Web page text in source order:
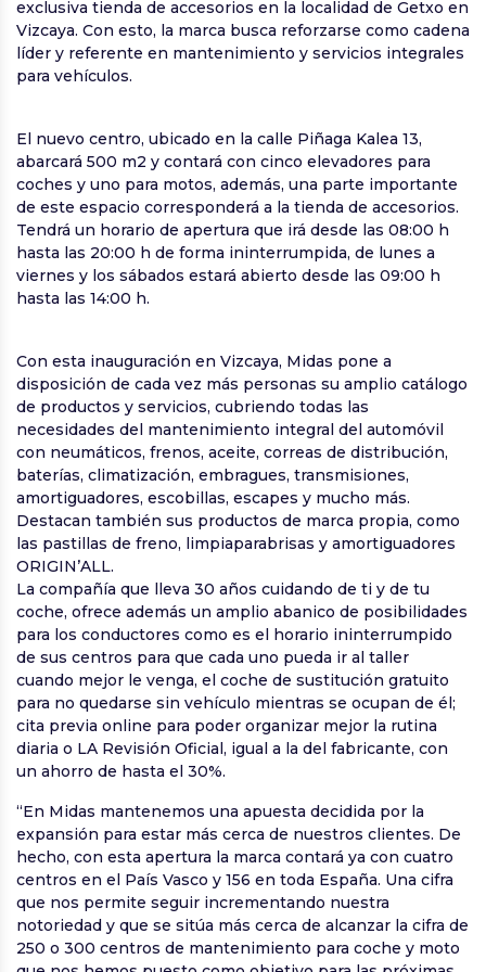
exclusiva tienda de accesorios en la localidad de Getxo en
Vizcaya. Con esto, la marca busca reforzarse como cadena
líder y referente en mantenimiento y servicios integrales
para vehículos.
El nuevo centro, ubicado en la calle Piñaga Kalea 13,
abarcará 500 m2 y contará con cinco elevadores para
coches y uno para motos, además, una parte importante
de este espacio corresponderá a la tienda de accesorios.
Tendrá un horario de apertura que irá desde las 08:00 h
hasta las 20:00 h de forma ininterrumpida, de lunes a
viernes y los sábados estará abierto desde las 09:00 h
hasta las 14:00 h.
Con esta inauguración en Vizcaya, Midas pone a
disposición de cada vez más personas su amplio catálogo
de productos y servicios, cubriendo todas las
necesidades del mantenimiento integral del automóvil
con neumáticos, frenos, aceite, correas de distribución,
baterías, climatización, embragues, transmisiones,
amortiguadores, escobillas, escapes y mucho más.
Destacan también sus productos de marca propia, como
las pastillas de freno, limpiaparabrisas y amortiguadores
ORIGIN’ALL.
La compañía que lleva 30 años cuidando de ti y de tu
coche, ofrece además un amplio abanico de posibilidades
para los conductores como es el horario ininterrumpido
de sus centros para que cada uno pueda ir al taller
cuando mejor le venga, el coche de sustitución gratuito
para no quedarse sin vehículo mientras se ocupan de él;
cita previa online para poder organizar mejor la rutina
diaria o LA Revisión Oficial, igual a la del fabricante, con
un ahorro de hasta el 30%.
“En Midas mantenemos una apuesta decidida por la
expansión para estar más cerca de nuestros clientes. De
hecho, con esta apertura la marca contará ya con cuatro
centros en el País Vasco y 156 en toda España. Una cifra
que nos permite seguir incrementando nuestra
notoriedad y que se sitúa más cerca de alcanzar la cifra de
250 o 300 centros de mantenimiento para coche y moto